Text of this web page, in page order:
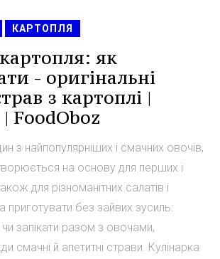
КАРТОПЛЯ
як
- оригінальні
з картоплі |
| FoodOboz
з найпопулярніших і смачних овочів,
на основу для перших і
для різноманітних салатів і
приготувати без зайвих зусиль:
запікати разом з овочами,
смачні й апетитні страви. Кулінарка